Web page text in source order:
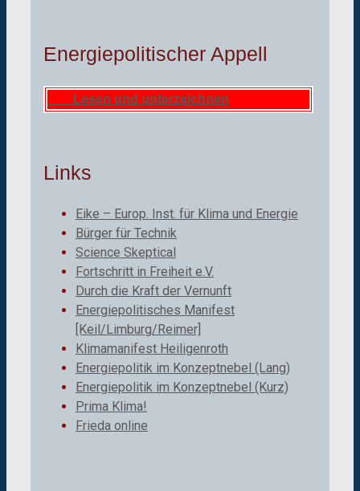
Energiepolitischer Appell
Lesen und unterzeichnen
Links
Eike – Europ. Inst. für Klima und Energie
Bürger für Technik
Science Skeptical
Fortschritt in Freiheit e.V.
Durch die Kraft der Vernunft
Energiepolitisches Manifest
[Keil/Limburg/Reimer]
Klimamanifest Heiligenroth
Energiepolitik im Konzeptnebel (Lang)
Energiepolitik im Konzeptnebel (Kurz)
Prima Klima!
Frieda online